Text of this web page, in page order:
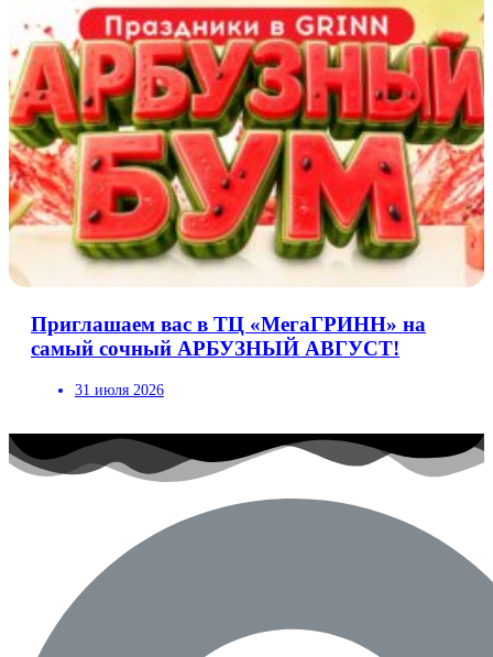
Приглашаем вас в ТЦ «МегаГРИНН» на
самый сочный АРБУЗНЫЙ АВГУСТ!
31 июля 2026